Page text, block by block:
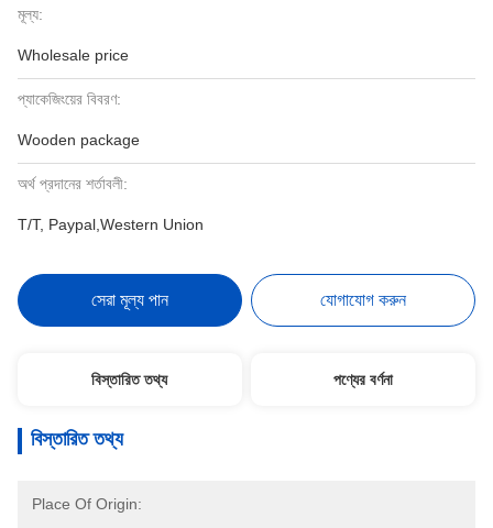
মূল্য:
Wholesale price
প্যাকেজিংয়ের বিবরণ:
Wooden package
অর্থ প্রদানের শর্তাবলী:
T/T, Paypal,Western Union
সেরা মূল্য পান যোগাযোগ করুন
বিস্তারিত তথ্য পণ্যের বর্ণনা
বিস্তারিত তথ্য
Place Of Origin: